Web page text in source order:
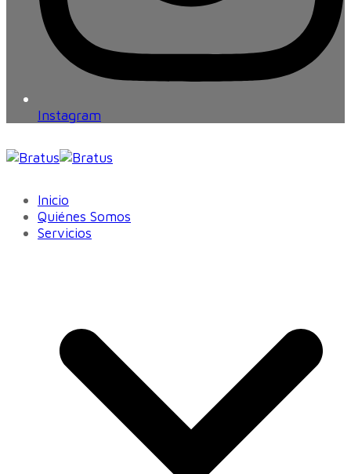
Instagram
Inicio
Quiénes Somos
Servicios